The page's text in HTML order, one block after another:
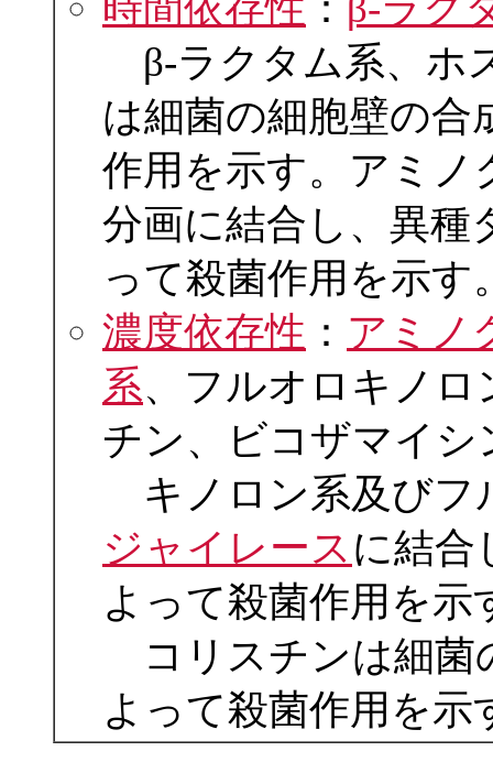
β-ラクタム系、ホ
は細菌の細胞壁の合
作用を示す。アミノ
分画に結合し、異種
って殺菌作用を示す
濃度依存性 ： アミノ
系、フルオロキノ
チン、ビコザマイ
キノロン系及びフ
ジャイレース に結合
よって殺菌作用を示
コリスチンは細菌
よって殺菌作用を示